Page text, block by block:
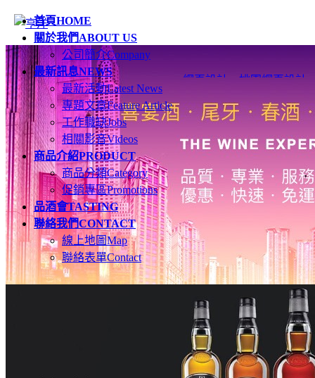
首頁HOME
關於我們ABOUT US
公司簡介Company
最新訊息NEWS
最新活動Latest News
專題文章Feature Article
工作職缺Jobs
相關影音Videos
商品介紹PRODUCT
商品分類Category
促銷專區Promotions
品酒會TASTING
聯絡我們CONTACT
線上地圖Map
聯絡表單Contact
網頁設計 桃園網頁設計